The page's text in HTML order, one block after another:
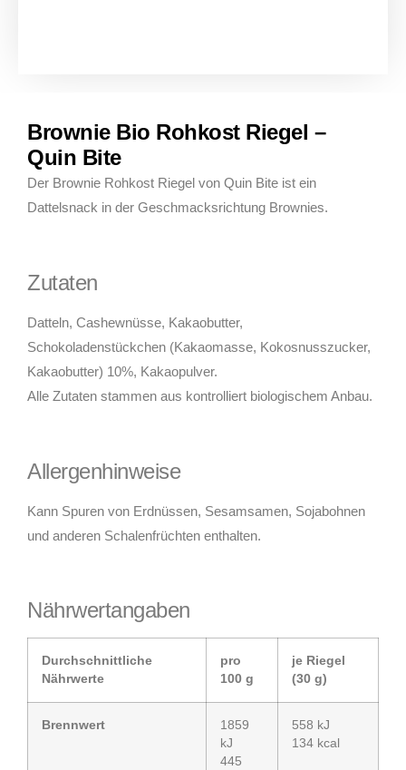
Brownie Bio Rohkost Riegel –
Quin Bite
Der Brownie Rohkost Riegel von Quin Bite ist ein
Dattelsnack in der Geschmacksrichtung Brownies.
Zutaten
Datteln, Cashewnüsse, Kakaobutter,
Schokoladenstückchen (Kakaomasse, Kokosnusszucker,
Kakaobutter) 10%, Kakaopulver.
Alle Zutaten stammen aus kontrolliert biologischem Anbau.
Allergenhinweise
Kann Spuren von Erdnüssen, Sesamsamen, Sojabohnen
und anderen Schalenfrüchten enthalten.
Nährwertangaben
Durchschnittliche
Nährwerte
pro
100 g
je Riegel
(30 g)
Brennwert
1859
kJ
445
558 kJ
134 kcal